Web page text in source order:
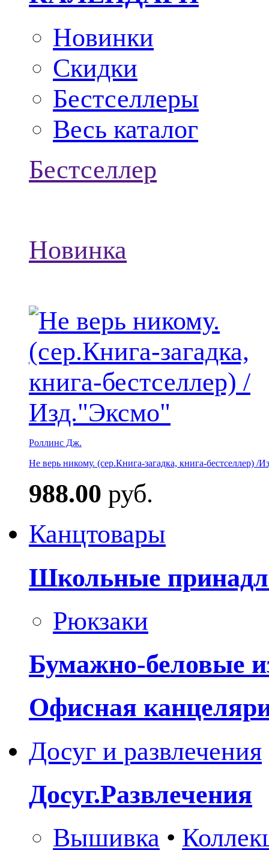
Новинки
Скидки
Бестселлеры
Весь каталог
Бестселлер
Новинка
Роллинс Дж.
Не верь никому. (сер.Книга-загадка, книга-бестселлер) /
988.00 руб.
Канцтовары
Школьные
Рюкзаки
Бумажно-беловые
Офисная
Досуг и развлечения
Досуг.Развлечения
Вышивка •